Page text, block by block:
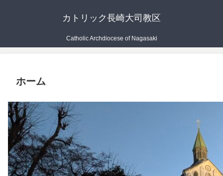
カトリック長崎大司教区
Catholic Archdiocese of Nagasaki
ホーム